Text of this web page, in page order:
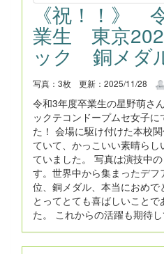
《祝！！》
業生 東京
ック 銅メダ
写真：3枚 更新：2025/11/28
令和3年度卒業生の星野萌さ
ックテコンドープムセ女子
た！ 会場に駆け付けた本校
ていて、かっこいい素晴ら
ていました。 写真は演技中
す。世界中から集まったデフ
位、銅メダル、本当におめ
とってとても喜ばしいこと
た。 これからの活躍も期待し